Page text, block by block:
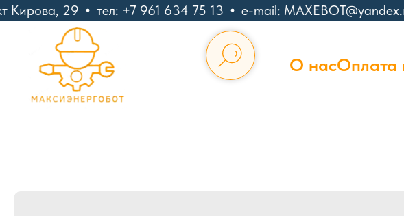
29 тел: +7 961 634 75 13 e-mail:
О насОплата